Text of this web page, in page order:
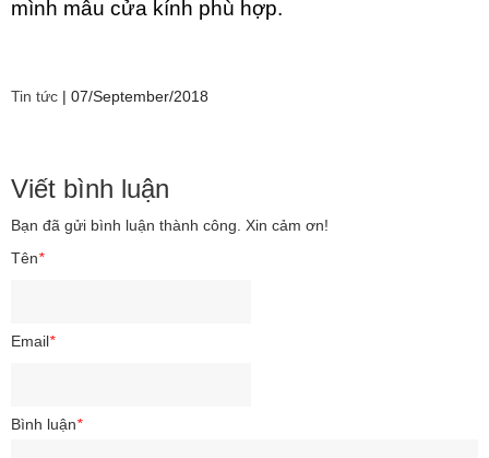
mình mẫu cửa kính phù hợp.
Tin tức | 07/September/2018
Viết bình luận
Bạn đã gửi bình luận thành công. Xin cảm ơn!
Tên*
Email*
Bình luận*